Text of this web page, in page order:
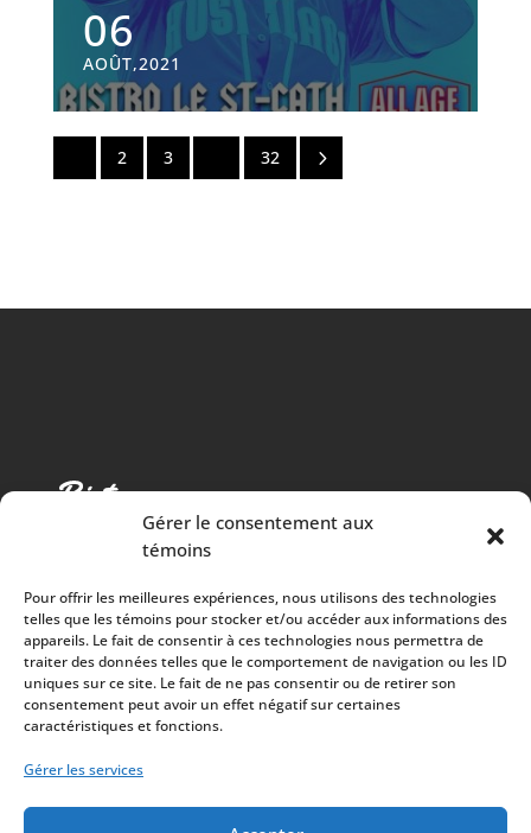
Gérer le consentement aux
témoins
Pour offrir les meilleures expériences, nous utilisons des technologies
telles que les témoins pour stocker et/ou accéder aux informations des
appareils. Le fait de consentir à ces technologies nous permettra de
traiter des données telles que le comportement de navigation ou les ID
uniques sur ce site. Le fait de ne pas consentir ou de retirer son
consentement peut avoir un effet négatif sur certaines
caractéristiques et fonctions.
Gérer les services
06
AOÛT,2021
2 3 32 5
Cuisine chaleureuse, spectacles de qualité et 100%
des surplus versés à la communauté
À PROPOS
Mission
Artistes